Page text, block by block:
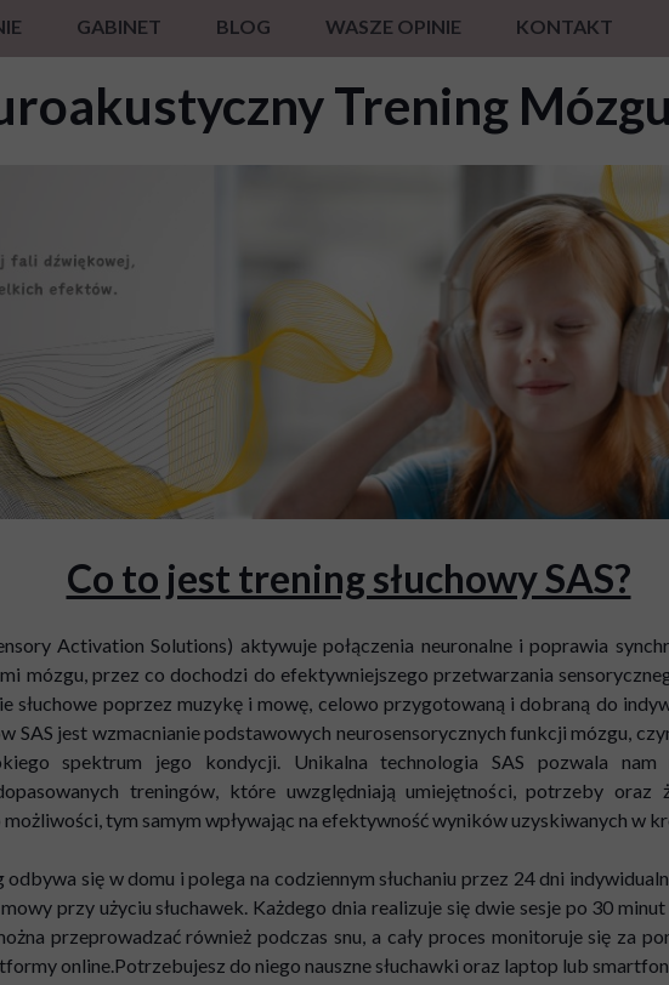
ZABURZEŃ PRZETWARZANIA SŁUCHOWEGO TESTAMI NEUROFLOW
TRENING MÓZGU SAS
GSR HRV EMG RESP ALFA THETA
GABINET BLOG WASZE OPINIE KONTAKT
Trening
Co to jest trening słuchowy SAS?
Activation Solutions) aktywuje połączenia neuronalne i poprawia
mózgu, przez co dochodzi do efektywniejszego przetwarzania
słuchowe poprzez muzykę i mowę, celowo przygotowaną i dobraną do
SAS jest wzmacnianie podstawowych neurosensorycznych funkcji mózgu,
spektrum jego kondycji. Unikalna technologia SAS pozwala nam
treningów, które uwzględniają umiejętności, potrzeby oraz
tym samym wpływając na efektywność wyników uzyskiwanych w
odbywa się w domu i polega na codziennym słuchaniu przez 24 dni
przy użyciu słuchawek. Każdego dnia realizuje się dwie sesje po 30
przeprowadzać również podczas snu, a cały proces monitoruje się za
online.Potrzebujesz do niego nauszne słuchawki oraz laptop lub